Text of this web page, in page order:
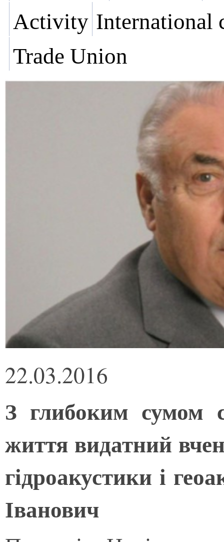
Activity International
Trade Union
22.03.2016
З глибоким сумом
життя видатний
гідроакустики і
Іванович